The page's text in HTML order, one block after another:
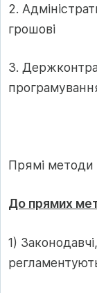
2.
грошові
3.
Прямі методи
До прямих
1)